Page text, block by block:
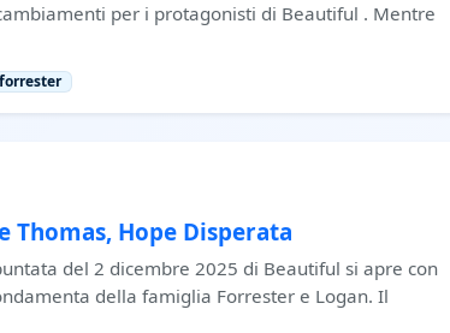
per i protagonisti di Beautiful . Mentre
Thomas, Hope Disperata
del 2 dicembre 2025 di Beautiful si apre con
della famiglia Forrester e Logan. Il